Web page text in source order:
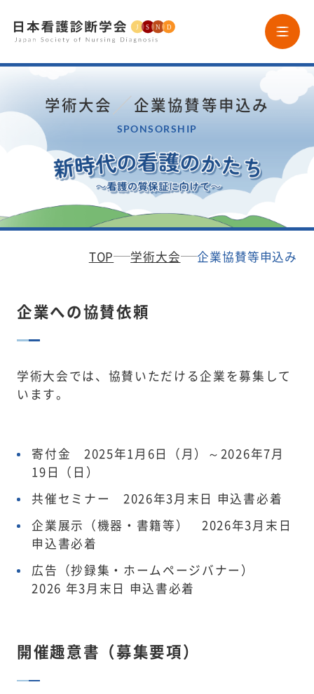
学会案内
ニュースレター
研究助成
規程集・内規・他（会員専用）
入会案内
会員マイページ
学術大会 ／企業協賛等申込み
SPONSORSHIP
TOP 学術大会 企業協賛等申込み
企業への協賛依頼
学術大会では、協賛いただける企業を募集して
います。
寄付金 2025年1月6日（月）～2026年7月
19日（日）
共催セミナー 2026年3月末日 申込書必着
企業展示（機器・書籍等） 2026年3月末日
申込書必着
広告（抄録集・ホームページバナー）
2026 年3月末日 申込書必着
開催趣意書（募集要項）